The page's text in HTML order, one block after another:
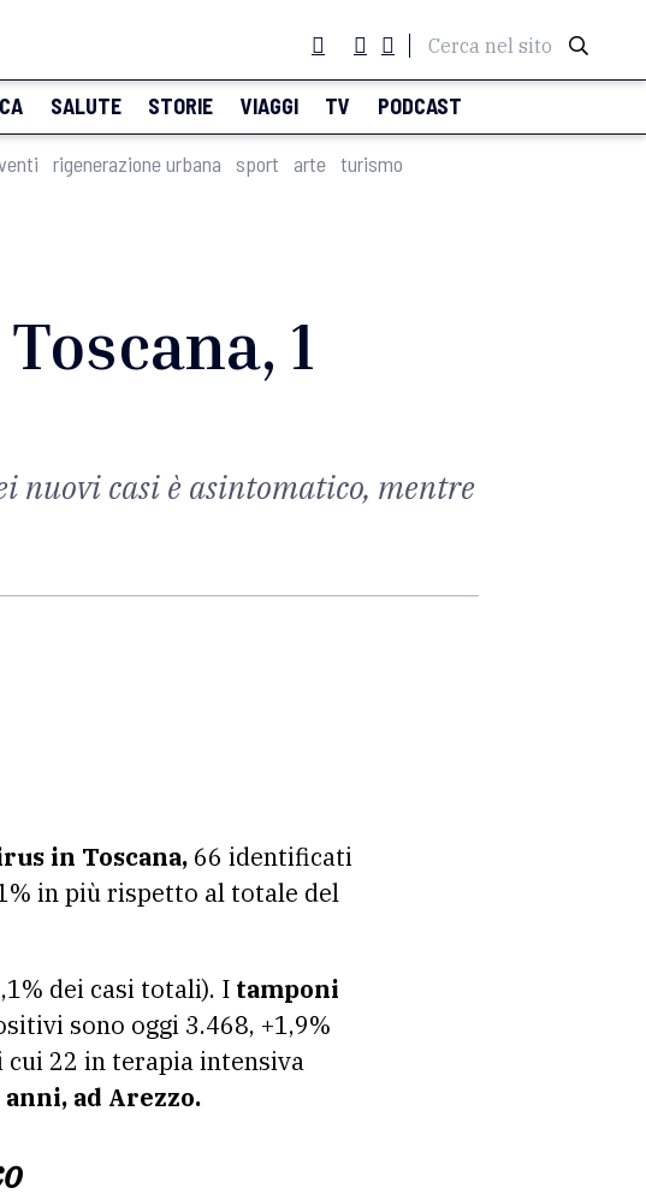
Cerca nel sito
SALUTE STORIE VIAGGI TV PODCAST
rigenerazione urbana sport arte turismo
1
nuovi casi è asintomatico, mentre
in Toscana, 66 identificati
in più rispetto al totale del
dei casi totali). I tamponi
sono oggi 3.468, +1,9%
22 in terapia intensiva
ad Arezzo.